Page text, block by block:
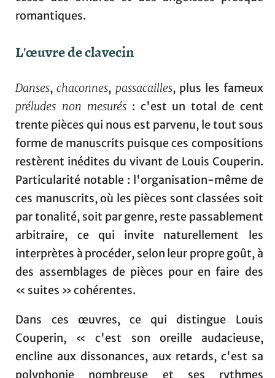
romantiques.
L'œuvre de clavecin
Danses,chaconnes, passacailles, plus les fameux
préludes non mesurés : c'est un total de cent
trente pièces qui nous est parvenu, le tout sous
forme de manuscrits puisque ces compositions
restèrent inédites du vivant de Louis Couperin.
Particularité notable : l'organisation-même de
ces manuscrits, où les pièces sont classées soit
par tonalité, soit par genre, reste passablement
arbitraire, ce qui invite naturellement les
interprètes à procéder, selon leur propre goût, à
des assemblages de pièces pour en faire des
« suites » cohérentes.
Dans ces œuvres, ce qui distingue Louis
Couperin, « c'est son oreille audacieuse,
encline aux dissonances, aux retards, c'est sa
polyphonie nombreuse et ses rythmes